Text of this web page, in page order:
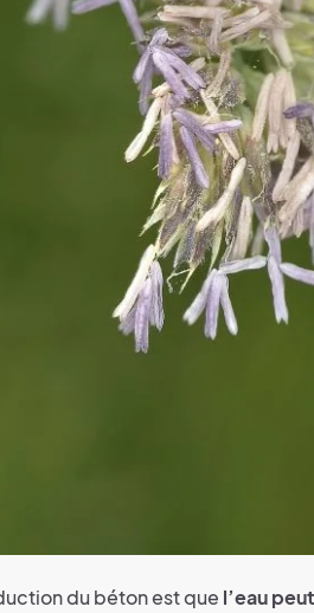
du béton est que l’eau